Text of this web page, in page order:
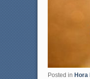
Posted in Hora